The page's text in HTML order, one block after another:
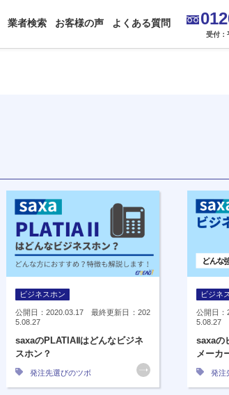
業者検索 お客様の声 よくある質問
受付
ビジネスホン
公開日：2020.03.17 最終更新日：202
5.08.27
saxaのPLATIAⅡはどんなビジネ
スホン？
発注先選びのツボ
ビジネ
公開日
5.08.27
saxaの
メーカ
発注